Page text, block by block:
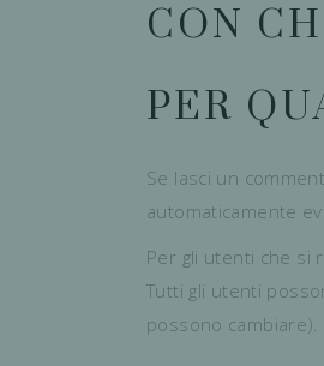
CON
PER
Se lasci un
automaticamente
Per gli utenti che si
Tutti gli utenti
possono